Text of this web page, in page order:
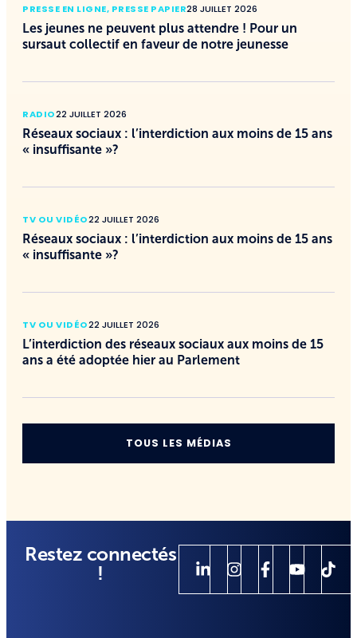
PRESSE EN LIGNE, PRESSE PAPIER28 JUILLET 2026
Les jeunes ne peuvent plus attendre ! Pour un
sursaut collectif en faveur de notre jeunesse
RADIO22 JUILLET 2026
Réseaux sociaux : l’interdiction aux moins de 15 ans
« insuffisante »?
TV OU VIDÉO22 JUILLET 2026
Réseaux sociaux : l’interdiction aux moins de 15 ans
« insuffisante »?
TV OU VIDÉO22 JUILLET 2026
L’interdiction des réseaux sociaux aux moins de 15
ans a été adoptée hier au Parlement
TOUS LES MÉDIAS
Restez connectés
!